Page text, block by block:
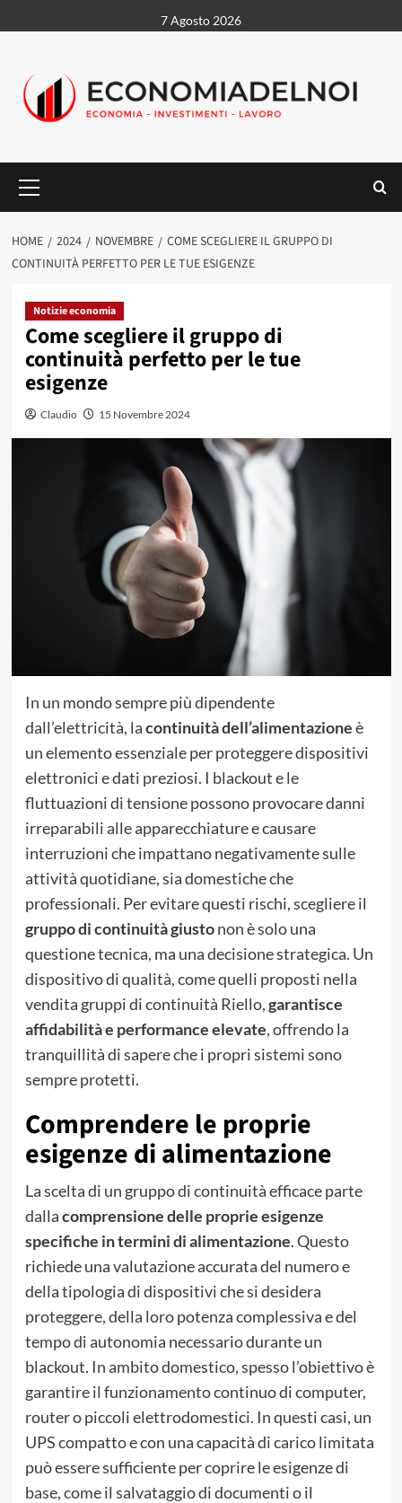
al
7 Agosto 2026
principale
HOME 2024 NOVEMBRE
COME SCEGLIERE IL GRUPPO DI
CONTINUITÀ PERFETTO PER LE TUE ESIGENZE
Notizie economia
Come scegliere il gruppo di
continuità perfetto per le tue
esigenze
Claudio 15 Novembre 2024
In un mondo sempre più dipendente
dall’elettricità, lacontinuità dell’alimentazioneè
un elemento essenziale per proteggere dispositivi
elettronici e dati preziosi. I blackout e le
fluttuazioni di tensione possono provocare danni
irreparabili alle apparecchiature e causare
interruzioni che impattano negativamente sulle
attività quotidiane, sia domestiche che
professionali. Per evitare questi rischi, scegliere il
gruppo di continuità giustonon è solo una
questione tecnica, ma una decisione strategica. Un
dispositivo di qualità, come quelli proposti nella
vendita gruppi di continuità Riello,garantisce
affidabilità e performance elevate, offrendo la
tranquillità di sapere che i propri sistemi sono
sempre protetti.
Comprendere le proprie
esigenze di alimentazione
La scelta di un gruppo di continuità efficace parte
dallacomprensione delle proprie esigenze
specifiche in termini di alimentazione. Questo
richiede una valutazione accurata del numero e
della tipologia di dispositivi che si desidera
proteggere, della loro potenza complessiva e del
tempo di autonomia necessario durante un
blackout. In ambito domestico, spesso l’obiettivo è
garantire il funzionamento continuo di computer,
router o piccoli elettrodomestici. In questi casi, un
UPS compatto e con una capacità di carico limitata
può essere sufficiente per coprire le esigenze di
base, come il salvataggio di documenti o il